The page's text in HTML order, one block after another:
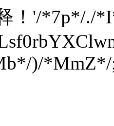
！ '/*7p*/./
)/*MmZ*/